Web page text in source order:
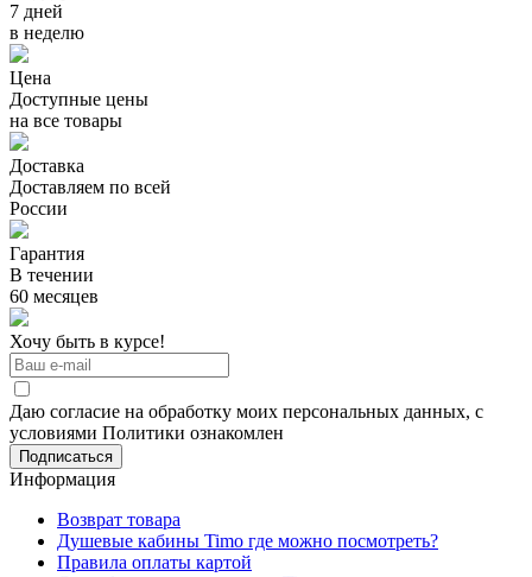
7 дней
в неделю
Цена
Доступные цены
на все товары
Доставка
Доставляем по всей
России
Гарантия
В течении
60 месяцев
Хочу быть в курсе!
Даю согласие на обработку моих персональных данных, с
условиями Политики ознакомлен
Информация
Возврат товара
Душевые кабины Timo где можно посмотреть?
Правила оплаты картой